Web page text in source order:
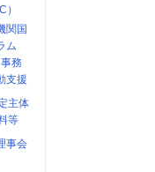
）
関国
ム
事務
支援
主体
等
事会